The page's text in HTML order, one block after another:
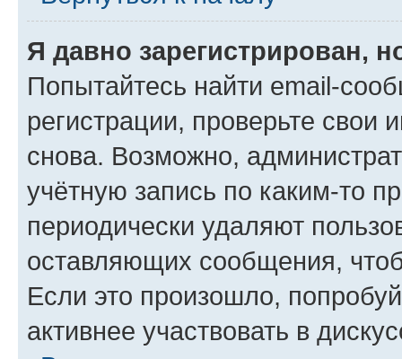
Я давно зарегистрирован,
Попытайтесь найти email-
регистрации, проверьте свои
снова. Возможно,
учётную запись по каким-то
периодически удаляют
оставляющих сообщения,
Если это произошло,
активнее участвовать в